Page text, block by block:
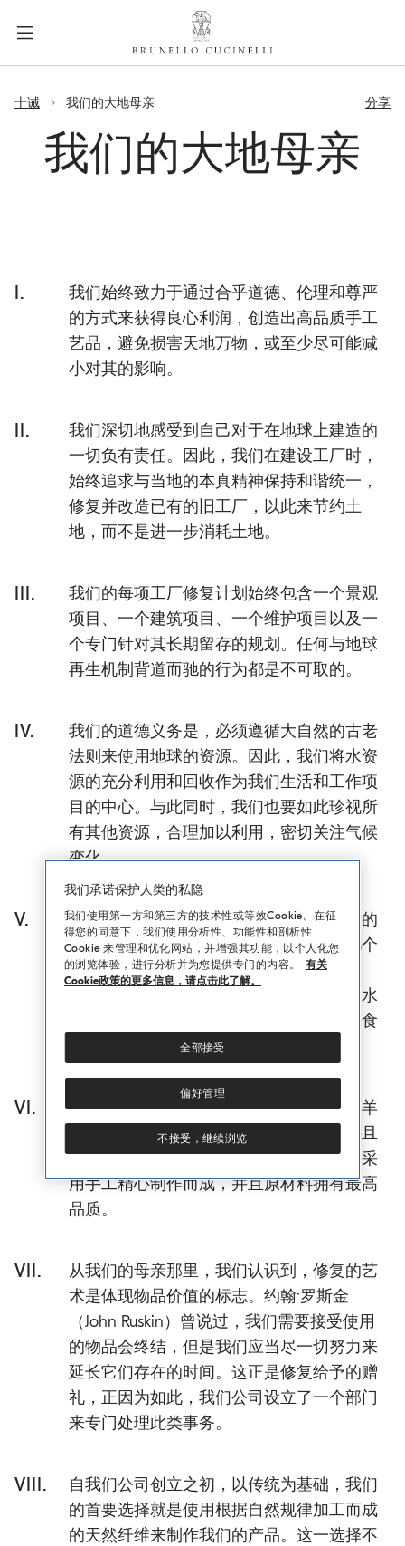
十诫 我们的大地母亲 分享
我们的大地母亲
I.
我们始终致力于通过合乎道德、伦理和尊严
的方式来获得良心利润，创造出高品质手工
艺品，避免损害天地万物，或至少尽可能减
小对其的影响。
II.
我们深切地感受到自己对于在地球上建造的
一切负有责任。因此，我们在建设工厂时，
始终追求与当地的本真精神保持和谐统一，
修复并改造已有的旧工厂，以此来节约土
地，而不是进一步消耗土地。
III.
我们的每项工厂修复计划始终包含一个景观
项目、一个建筑项目、一个维护项目以及一
个专门针对其长期留存的规划。任何与地球
再生机制背道而驰的行为都是不可取的。
IV.
我们的道德义务是，必须遵循大自然的古老
法则来使用地球的资源。因此，我们将水资
源的充分利用和回收作为我们生活和工作项
目的中心。与此同时，我们也要如此珍视所
有其他资源，合理加以利用，密切关注气候
变化。
V.
在世界上的每个地方，古人都会按照自己的
传统将大地母亲视为至高无上的神灵。几个
世纪以来，大地的价值内涵并未消退，因
此，我们的农作物、油、葡萄酒、小麦、水
果都是根据自然规律来生产，我们公司的食
堂餐厅采用这些原料来备制食品。
VI.
在公司开展业务之初，我们就希望我们的羊
绒制品完全在美丽的意大利生产制作，并且
可以在此传承延续。因此，我们希望产品采
用手工精心制作而成，并且原材料拥有最高
品质。
VII.
从我们的母亲那里，我们认识到，修复的艺
术是体现物品价值的标志。约翰·罗斯金
（John Ruskin）曾说过，我们需要接受使用
的物品会终结，但是我们应当尽一切努力来
延长它们存在的时间。这正是修复给予的赠
礼，正因为如此，我们公司设立了一个部门
来专门处理此类事务。
VIII.
自我们公司创立之初，以传统为基础，我们
的首要选择就是使用根据自然规律加工而成
的天然纤维来制作我们的产品。这一选择不
我们承诺保护人类的私隐
我们使用第一方和第三方的技术性或等效Cookie。在征
得您的同意下，我们使用分析性、功能性和剖析性
Cookie 来管理和优化网站，并增强其功能，以个人化您
的浏览体验，进行分析并为您提供专门的内容。
有关
Cookie政策的更多信息，请点击此了解。
不接受，继续浏览
全部接受
偏好管理